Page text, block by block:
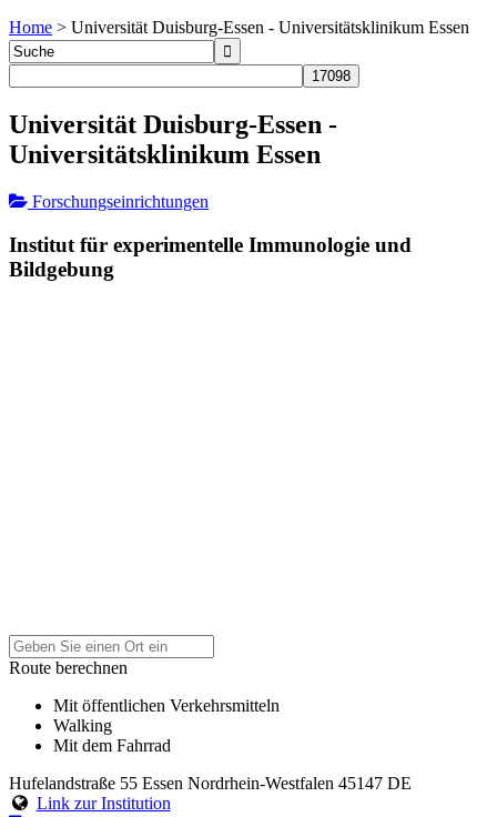
Home > Universität Duisburg-Essen - Universitätsklinikum Essen
Universität Duisburg-Essen -
Universitätsklinikum Essen
Forschungseinrichtungen
Institut für experimentelle Immunologie und
Bildgebung
Route berechnen
Mit öffentlichen Verkehrsmitteln
Walking
Mit dem Fahrrad
Hufelandstraße 55 Essen Nordrhein-Westfalen 45147 DE
Link zur Institution